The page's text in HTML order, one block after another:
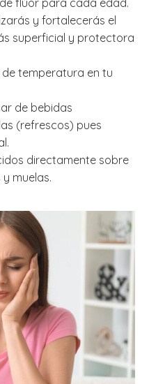
y fortalecerás el
superficial y protectora
temperatura en tu
de bebidas
(refrescos) pues
directamente sobre
muelas.